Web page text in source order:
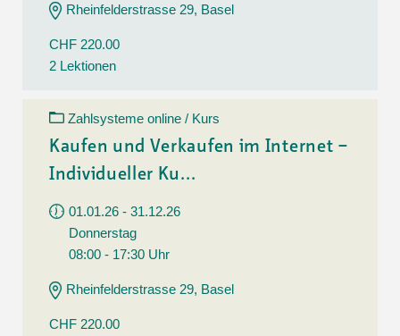
Rheinfelderstrasse 29, Basel
CHF 220.00
2 Lektionen
Zahlsysteme online / Kurs
Kaufen und Verkaufen im Internet –
Individueller Ku...
01.01.26 - 31.12.26
Donnerstag
08:00 - 17:30 Uhr
Rheinfelderstrasse 29, Basel
CHF 220.00